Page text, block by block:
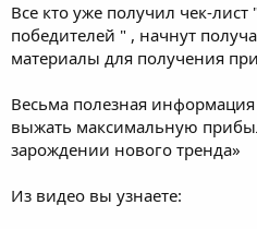
Все кто уже получил чек-лист
победителей " , начнут
материалы для получения
Весьма полезная информация
выжать максимальную
зарождении нового тренда»
Из видео вы узнаете: